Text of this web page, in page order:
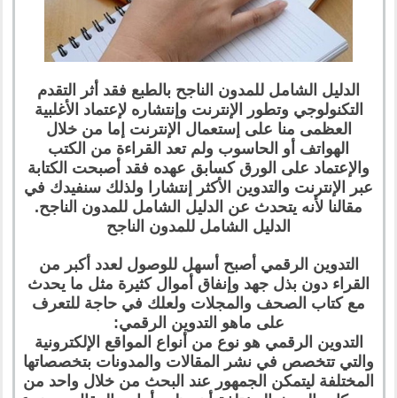
الدليل الشامل للمدون الناجح بالطبع فقد أثر التقدم
التكنولوجي وتطور الإنترنت وإنتشاره لإعتماد الأغلبية
العظمى منا على إستعمال الإنترنت إما من خلال
الهواتف أو الحاسوب ولم تعد القراءة من الكتب
والإعتماد على الورق كسابق عهده فقد أصبحت الكتابة
عبر الإنترنت والتدوين الأكثر إنتشارا ولذلك سنفيدك في
مقالنا لأنه يتحدث عن الدليل الشامل للمدون الناجح.
الدليل الشامل للمدون الناجح
التدوين الرقمي أصبح أسهل للوصول لعدد أكبر من
القراء دون بذل جهد وإنفاق أموال كثيرة مثل ما يحدث
مع كتاب الصحف والمجلات ولعلك في حاجة للتعرف
على ماهو التدوين الرقمي:
التدوين الرقمي هو نوع من أنواع المواقع الإلكترونية
والتي تتخصص في نشر المقالات والمدونات بتخصصاتها
المختلفة ليتمكن الجمهور عند البحث من خلال واحد من